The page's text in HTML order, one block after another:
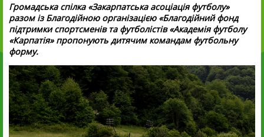
Громадська спілка «Закарпатська асоціація футболу»
разом із Благодійною організацією «Благодійний фонд
підтримки спортсменів та футболістів «Академія футболу
«Карпатія» пропонують дитячим командам футбольну
форму.